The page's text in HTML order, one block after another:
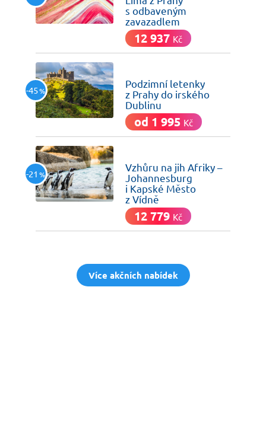
s odbaveným
zavazadlem
12 937 Kč
-45%
Podzimní letenky
z Prahy do irského
Dublinu
od 1 995 Kč
-21 %
Vzhůru na jih Afriky –
Johannesburg
i Kapské Město
z Vídně
12 779 Kč
Více akčních nabídek